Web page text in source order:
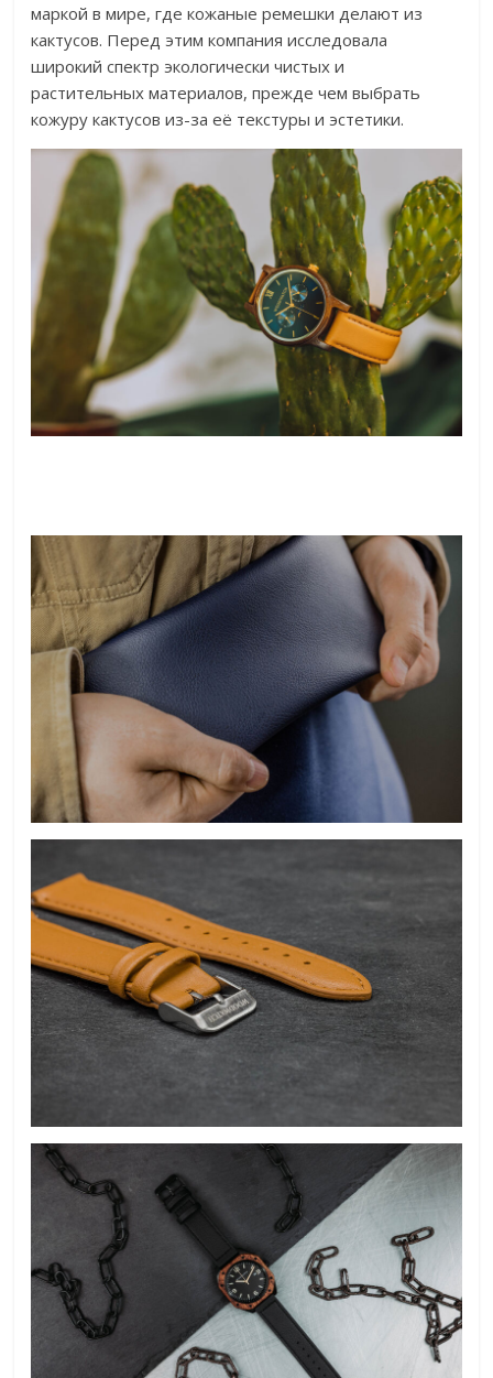
маркой в мире, где кожаные ремешки делают из
кактусов. Перед этим компания исследовала
широкий спектр экологически чистых и
растительных материалов, прежде чем выбрать
кожуру кактусов из-за её текстуры и эстетики.